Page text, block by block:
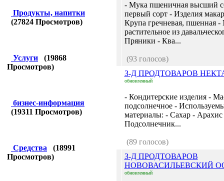
Продукты, напитки
(27824 Просмотров)
Услуги (19868
Просмотров)
бизнес-информация
(19311 Просмотров)
Средства (18991
Просмотров)
- Мука пшеничная высший
первый сорт - Изделия
Крупа гречневая, пшенная -
растительное из
Пряники - Ква...
(93 голосов)
З-Д ПРОДТОВАРОВ
обновленный
- Кондитерские изделия -
подсолнечное -
материалы: - Сахар - Арахис
Подсолнечник...
(89 голосов)
З-Д ПРОДТОВАРОВ
НОВОВАСИЛЬЕВСКИЙ
обновленный